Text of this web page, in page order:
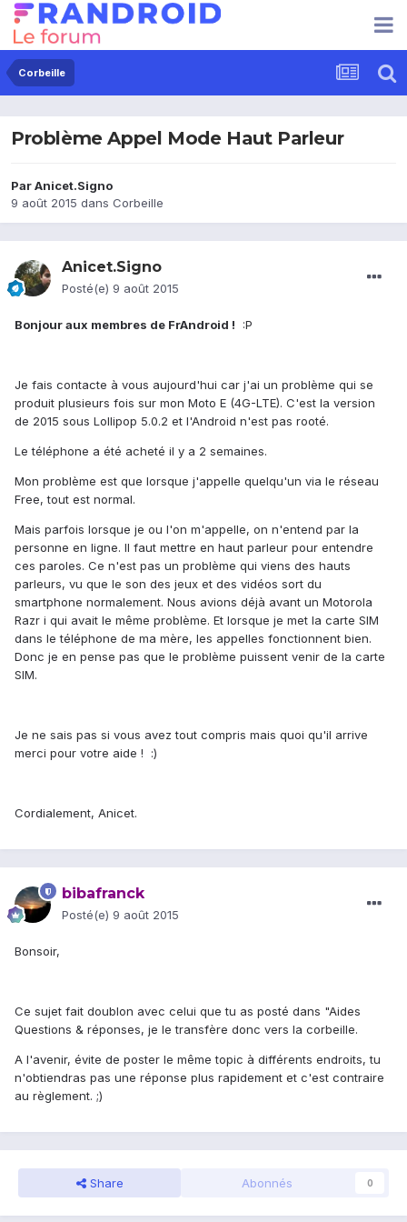
Corbeille
Problème Appel Mode Haut Parleur
ParAnicet.Signo
9 août 2015 dans Corbeille
Anicet.Signo
Posté(e) 9 août 2015
Bonjour aux membres de FrAndroid ! :P
Je fais contacte à vous aujourd'hui car j'ai un problème qui se
produit plusieurs fois sur mon Moto E (4G-LTE). C'est la version
de 2015 sous Lollipop 5.0.2 et l'Android n'est pas rooté.
Le téléphone a été acheté il y a 2 semaines.
Mon problème est que lorsque j'appelle quelqu'un via le réseau
Free, tout est normal.
Mais parfois lorsque je ou l'on m'appelle, on n'entend par la
personne en ligne. Il faut mettre en haut parleur pour entendre
ces paroles. Ce n'est pas un problème qui viens des hauts
parleurs, vu que le son des jeux et des vidéos sort du
smartphone normalement. Nous avions déjà avant un Motorola
Razr i qui avait le même problème. Et lorsque je met la carte SIM
dans le téléphone de ma mère, les appelles fonctionnent bien.
Donc je en pense pas que le problème puissent venir de la carte
SIM.
Je ne sais pas si vous avez tout compris mais quoi qu'il arrive
merci pour votre aide ! :)
Cordialement, Anicet.
bibafranck
Posté(e) 9 août 2015
Bonsoir,
Ce sujet fait doublon avec celui que tu as posté dans "Aides
Questions & réponses, je le transfère donc vers la corbeille.
A l'avenir, évite de poster le même topic à différents endroits, tu
n'obtiendras pas une réponse plus rapidement et c'est contraire
au règlement. ;)
Share Abonnés 0